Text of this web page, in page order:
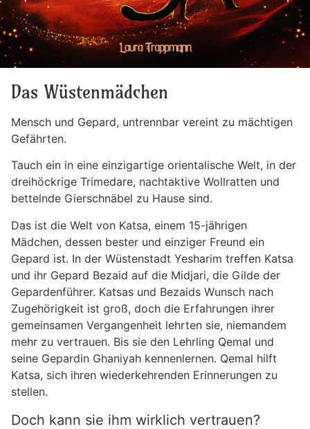
Das Wüstenmädchen
Mensch und Gepard, untrennbar vereint zu mächtigen
Gefährten.
Tauch ein in eine einzigartige orientalische Welt, in der
dreihöckrige Trimedare, nachtaktive Wollratten und
bettelnde Gierschnäbel zu Hause sind.
Das ist die Welt von Katsa, einem 15-jährigen
Mädchen, dessen bester und einziger Freund ein
Gepard ist. In der Wüstenstadt Yesharim treffen Katsa
und ihr Gepard Bezaid auf die Midjari, die Gilde der
Gepardenführer. Katsas und Bezaids Wunsch nach
Zugehörigkeit ist groß, doch die Erfahrungen ihrer
gemeinsamen Vergangenheit lehrten sie, niemandem
mehr zu vertrauen. Bis sie den Lehrling Qemal und
seine Gepardin Ghaniyah kennenlernen. Qemal hilft
Katsa, sich ihren wiederkehrenden Erinnerungen zu
stellen.
Doch kann sie ihm wirklich vertrauen?